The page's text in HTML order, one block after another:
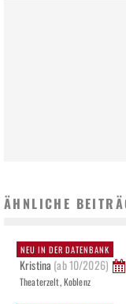
Städtisches
ÄHNLICHE
NEU IN DER DATENBANK
Kristina (ab 10/2026)
Theaterzelt, Koblenz